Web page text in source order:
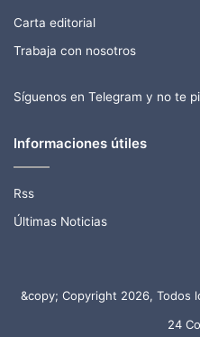
Carta editorial
Trabaja con nosotros
Síguenos en Telegram y no te
Informaciones útiles
Rss
Últimas Noticias
&copy; Copyright 2026, Todos
24